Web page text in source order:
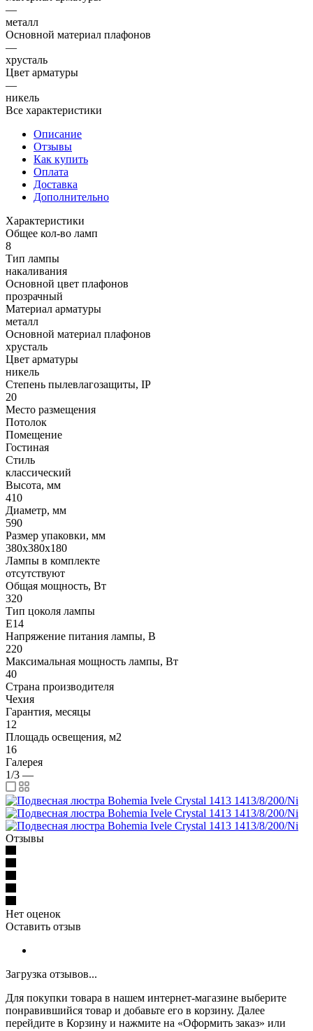
—
металл
Основной материал плафонов
—
хрусталь
Цвет арматуры
—
никель
Все характеристики
Описание
Отзывы
Как купить
Оплата
Доставка
Дополнительно
Характеристики
Общее кол-во ламп
8
Тип лампы
накаливания
Основной цвет плафонов
прозрачный
Материал арматуры
металл
Основной материал плафонов
хрусталь
Цвет арматуры
никель
Степень пылевлагозащиты, IP
20
Место размещения
Потолок
Помещение
Гостиная
Стиль
классический
Высота, мм
410
Диаметр, мм
590
Размер упаковки, мм
380x380x180
Лампы в комплекте
отсутствуют
Общая мощность, Вт
320
Тип цоколя лампы
E14
Напряжение питания лампы, В
220
Максимальная мощность лампы, Вт
40
Страна производителя
Чехия
Гарантия, месяцы
12
Площадь освещения, м2
16
Галерея
1/3 —
Отзывы
Нет оценок
Оставить отзыв
Загрузка отзывов...
Для покупки товара в нашем интернет-магазине выберите
понравившийся товар и добавьте его в корзину. Далее
перейдите в Корзину и нажмите на «Оформить заказ» или